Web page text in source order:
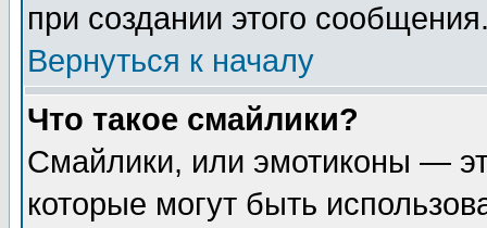
при создании этого
Вернуться к началу
Что такое смайлики?
Смайлики, или эмотиконы —
которые могут быть